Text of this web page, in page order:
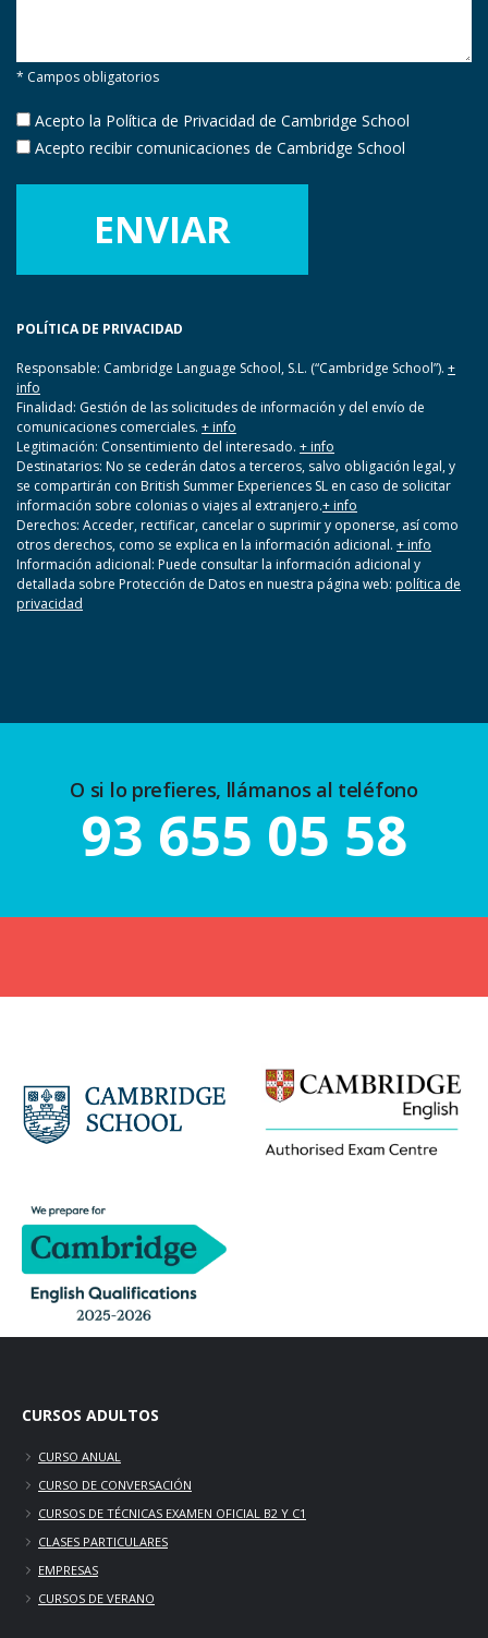
* Campos obligatorios
Acepto la Política de Privacidad de Cambridge School
Acepto recibir comunicaciones de Cambridge School
POLÍTICA DE PRIVACIDAD
Responsable: Cambridge Language School, S.L. (“Cambridge School”). +
info
Finalidad: Gestión de las solicitudes de información y del envío de
comunicaciones comerciales. + info
Legitimación: Consentimiento del interesado. + info
Destinatarios: No se cederán datos a terceros, salvo obligación legal, y
se compartirán con British Summer Experiences SL en caso de solicitar
información sobre colonias o viajes al extranjero.+ info
Derechos: Acceder, rectificar, cancelar o suprimir y oponerse, así como
otros derechos, como se explica en la información adicional. + info
Información adicional: Puede consultar la información adicional y
detallada sobre Protección de Datos en nuestra página web: política de
privacidad
O si lo prefieres, llámanos al teléfono
93 655 05 58
CURSOS ADULTOS
CURSO ANUAL
CURSO DE CONVERSACIÓN
CURSOS DE TÉCNICAS EXAMEN OFICIAL B2 Y C1
CLASES PARTICULARES
EMPRESAS
CURSOS DE VERANO